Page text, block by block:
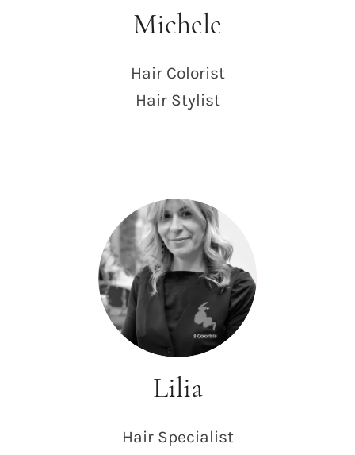
Michele
Hair Colorist
Hair Stylist
Lilia
Hair Specialist